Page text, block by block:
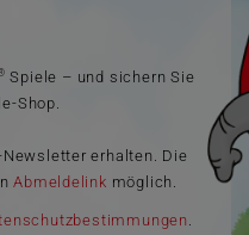
Spiele – und sichern Sie
Shop.
erhalten. Die
Abmeldelink möglich.